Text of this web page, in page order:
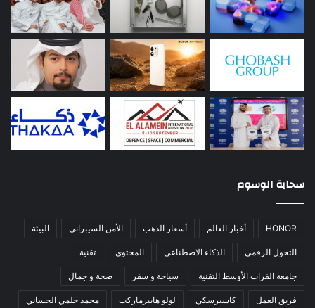
سحابة الوسوم
HONOR أخبار العالم أسعار الذهب الأمن السيبراني البيئة
التحول الرقمي الذكاء الاصطناعي المحتوى تقنية
جامعة الفرات الأوسط التقنية سياحة و سفر صحة و جمال
فريق العمل كاسبرسكي لولو هايبرماركت محمد جلمي الحساني